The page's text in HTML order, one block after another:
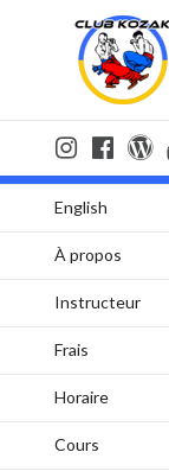
English
À propos
Instructeur
Frais
Horaire
Cours